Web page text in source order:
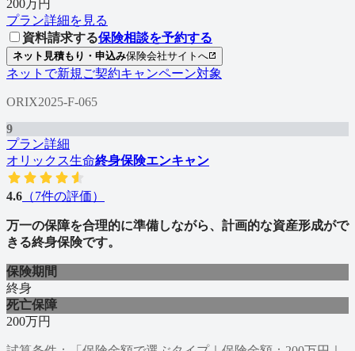
200万円
プラン詳細を見る
資料請求する保険相談を予約する
ネット見積もり・申込み保険会社サイトへ
ネットで新規ご契約キャンペーン対象
ORIX2025-F-065
9
プラン詳細
オリックス生命終身保険エンキャン
4.6 （7件の評価）
万一の保障を合理的に準備しながら、計画的な資産形成がで
きる終身保険です。
保険期間
終身
死亡保障
200万円